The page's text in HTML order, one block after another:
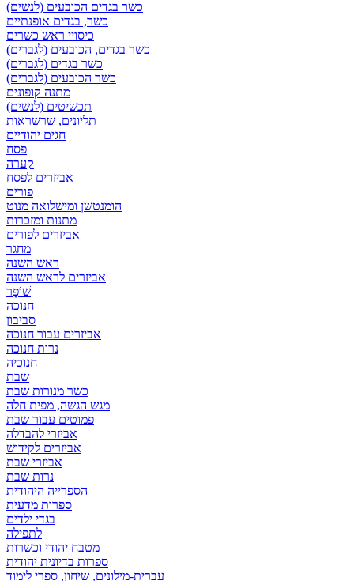
כשר בגדים הכובעים (לנשים)
כשר, בגדים אופנתיים
כיסויי ראש כשרים
כשר בגדים, הכובעים (לגברים)
כשר בגדים (לגברים)
כשר הכובעים (לגברים)
מתנה קופונים
תכשיטים (לנשים)
תליונים, שרשראות
חגים יהודיים
פסח
קערה
אביזרים לפסח
פורים
הומנטשן ומישלואה מנוט
מתנות ומזכרות
אביזרים לפורים
מחגר
ראש השנה
אביזרים לראש השנה
שׁוֹפָר
חנוכה
סביבון
אביזרים עבור חנוכה
נרות חנוכה
חנוכיה
שבת
כשר מנורות שבת
מגש הגשה, מפית חלה
פמוטים עבור שבת
אביזרי להבדלה
אביזרים לקידוש
אביזרי שבת
נרות שבת
הספרייה היהודית
ספרות מדעית
בגדי ילדים
לתפילה
מטבח יהודי וכשרות
ספרות בדיונית יהודית
עברית-מילונים, שיחון, ספרי לימוד